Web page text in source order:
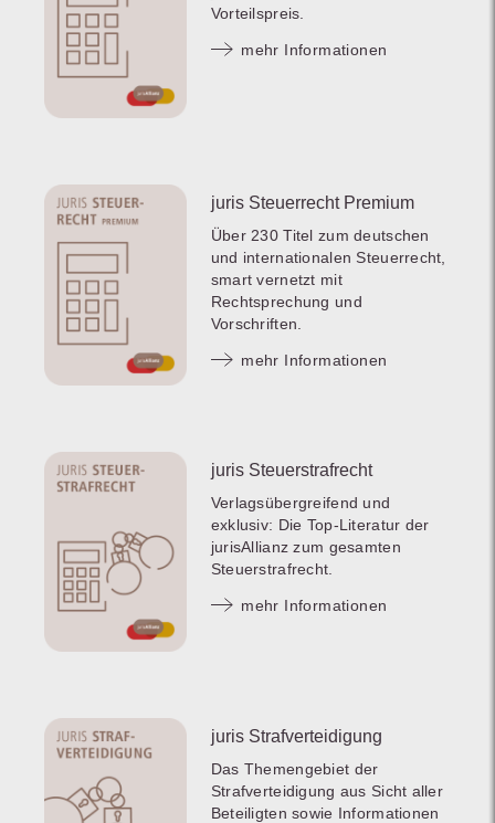
Vorteilspreis.
mehr Informationen
juris Steuerrecht Premium
Über 230 Titel zum deutschen
und internationalen Steuerrecht,
smart vernetzt mit
Rechtsprechung und
Vorschriften.
mehr Informationen
juris Steuerstrafrecht
Verlagsübergreifend und
exklusiv: Die Top-Literatur der
jurisAllianz zum gesamten
Steuerstrafrecht.
mehr Informationen
juris Strafverteidigung
Das Themengebiet der
Strafverteidigung aus Sicht aller
Beteiligten sowie Informationen